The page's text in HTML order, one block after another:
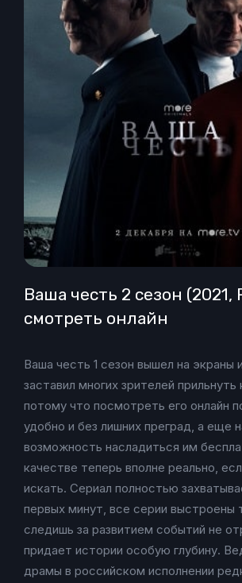
Ваша честь 2 сезон (2021,
смотреть онлайн
Ваша честь 1 сезон вышел на экраны
заставил многих зрителей прильнуть
потому что посмотреть его онлайн
удобно и без лишних преград, а еще
возможность насладиться им
качестве теперь вполне реально,
искать. Сериал полностью
первых минут, все серии выстроены
следишь за развитием событий не
придает истории особую глубину.
драмы в российском исполнении